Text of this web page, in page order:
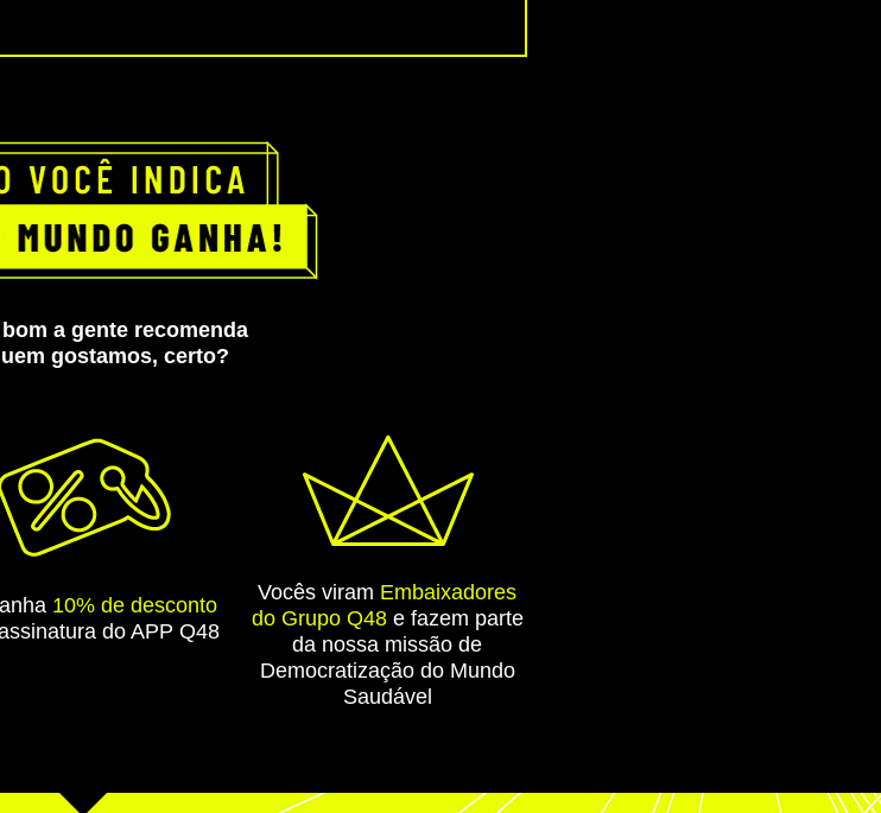
a gente recomenda
gostamos, certo?
10% de desconto
do APP Q48
Vocês viram Embaixadores
do Grupo Q48e fazem parte
da nossa missão de
Democratização do Mundo
Saudável